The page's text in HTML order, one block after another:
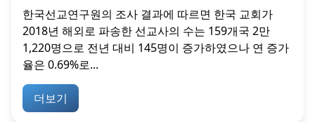
한국선교연구원의 조사 결과에 따르면 한국 교회가
2018년 해외로 파송한 선교사의 수는 159개국 2만
1,220명으로 전년 대비 145명이 증가하였으나 연 증가
율은 0.69%로...
더보기